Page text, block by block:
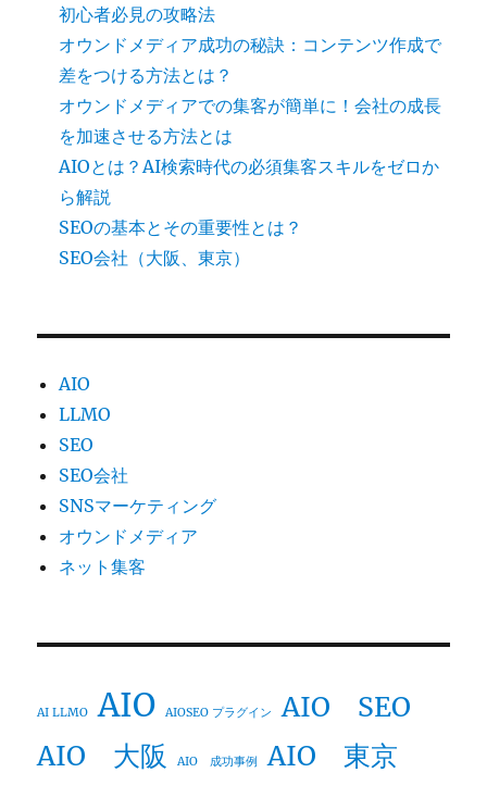
初心者必見の攻略法
オウンドメディア成功の秘訣：コンテンツ作成で
差をつける方法とは？
オウンドメディアでの集客が簡単に！会社の成長
を加速させる方法とは
AIOとは？AI検索時代の必須集客スキルをゼロか
ら解説
SEOの基本とその重要性とは？
SEO会社（大阪、東京）
AIO
LLMO
SEO
SEO会社
SNSマーケティング
オウンドメディア
ネット集客
AI LLMO AIO AIOSEO プラグイン
AIO SEO
AIO 大阪
AIO 成功事例 AIO 東京